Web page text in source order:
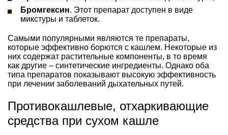
Бромгексин. Этот препарат доступен в виде
микстуры и таблеток.
Самыми популярными являются те препараты,
которые эффективно борются с кашлем. Некоторые из
них содержат растительные компоненты, в то время
как другие – синтетические ингредиенты. Однако оба
типа препаратов показывают высокую эффективность
при лечении заболеваний дыхательных путей.
Противокашлевые, отхаркивающие
средства при сухом кашле